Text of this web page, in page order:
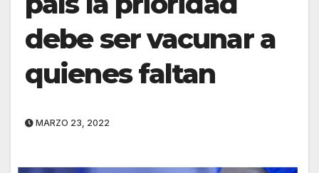
debe ser vacunar a
quienes faltan
MARZO 23, 2022